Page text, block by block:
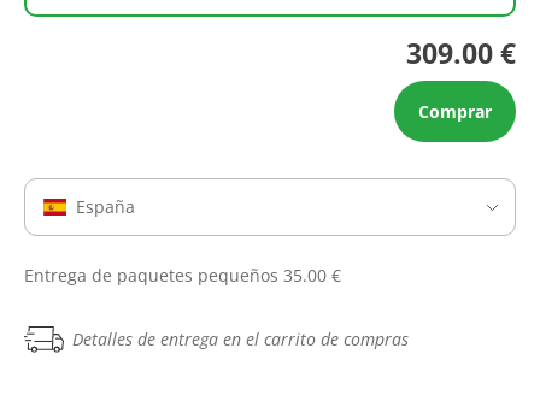
309.00 €
Comprar
España
Entrega de paquetes pequeños 35.00 €
Detalles de entrega en el carrito de compras